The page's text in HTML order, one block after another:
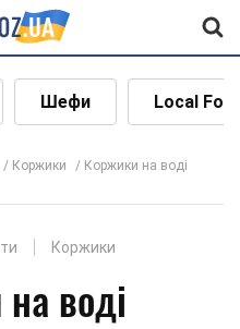
Шефи Local
Коржики Коржики на воді
Коржики
воді